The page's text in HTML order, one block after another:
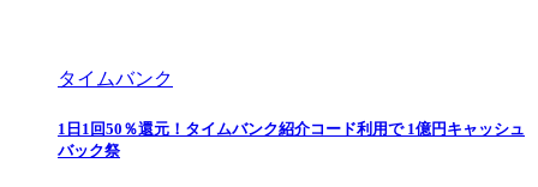
タイムバンク
1日1回50％還元！タイムバンク紹介コード利用で 1億円キャッシュ
バック祭